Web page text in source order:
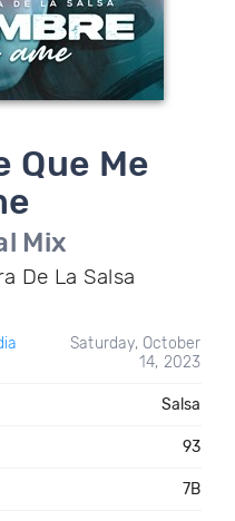
Que Me
Mix
De La Salsa
Saturday, October
14, 2023
Salsa
93
7B